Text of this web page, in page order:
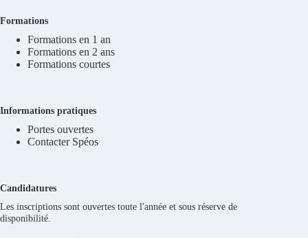
Formations
Formations en 1 an
Formations en 2 ans
Formations courtes
Informations pratiques
Portes ouvertes
Contacter Spéos
Candidatures
Les inscriptions sont ouvertes toute l'année et sous réserve de
disponibilité.